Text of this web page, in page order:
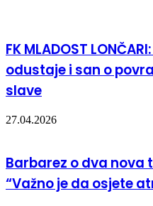
FK MLADOST
odustaje i san o
slave
27.04.2026
Barbarez o dva nova
“Važno je da osjete